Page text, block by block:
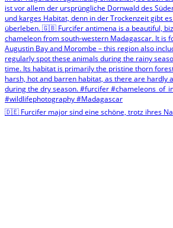
🇩🇪 Furcifer major sind eine schöne, trotz ihres Na